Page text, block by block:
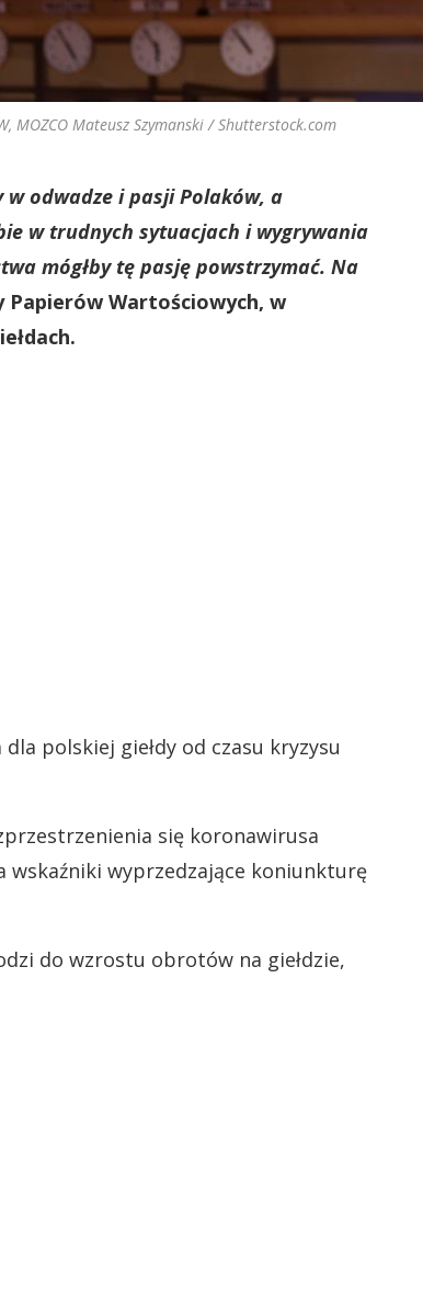
MOZCO Mateusz Szymanski / Shutterstock.com
w odwadze i pasji Polaków, a
w trudnych sytuacjach i wygrywania
mógłby tę pasję powstrzymać. Na
Papierów Wartościowych, w
polskiej giełdy od czasu kryzysu
się koronawirusa
wskaźniki wyprzedzające koniunkturę
do wzrostu obrotów na giełdzie,